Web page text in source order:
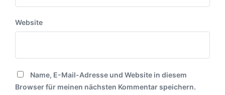
Website
Name, E-Mail-Adresse und Website in diesem
Browser für meinen nächsten Kommentar speichern.